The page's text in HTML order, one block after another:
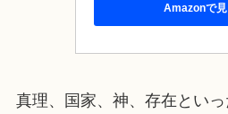
Amazonで見
真理、国家、神、存在といっ